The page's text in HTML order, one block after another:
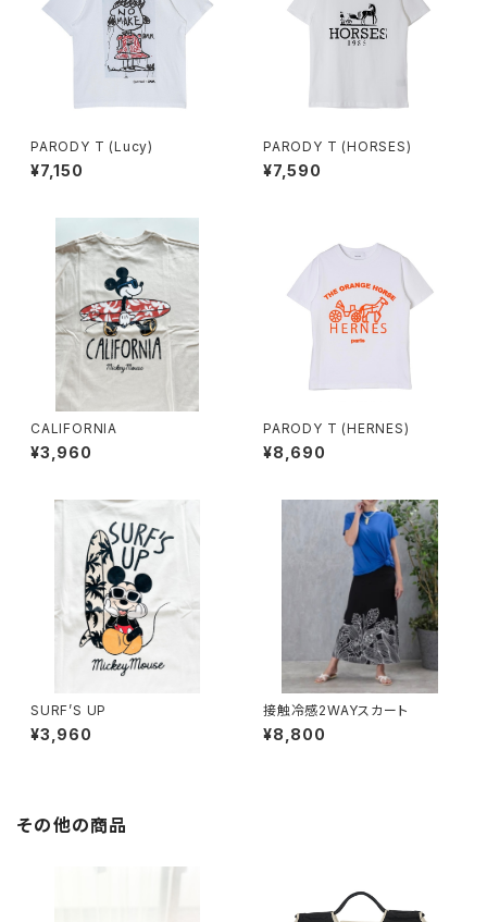
PARODY T (Lucy)
¥7,150
PARODY T (HORSES)
¥7,590
CALIFORNIA
¥3,960
PARODY T (HERNES)
¥8,690
SURF’S UP
¥3,960
接触冷感2WAYスカート
¥8,800
その他の商品